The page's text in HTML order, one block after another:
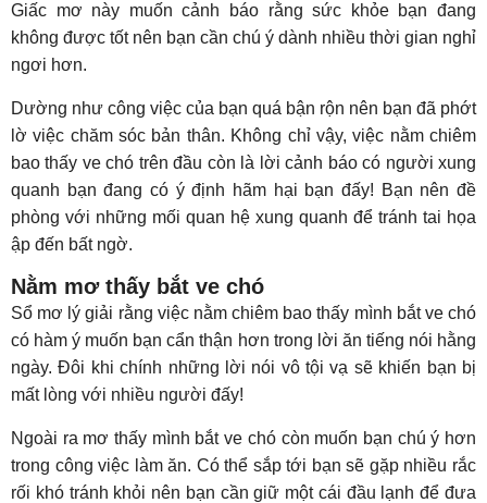
Giấc mơ này muốn cảnh báo rằng sức khỏe bạn đang
không được tốt nên bạn cần chú ý dành nhiều thời gian nghỉ
ngơi hơn.
Dường như công việc của bạn quá bận rộn nên bạn đã phớt
lờ việc chăm sóc bản thân. Không chỉ vậy, việc nằm chiêm
bao thấy ve chó trên đầu còn là lời cảnh báo có người xung
quanh bạn đang có ý định hãm hại bạn đấy! Bạn nên đề
phòng với những mối quan hệ xung quanh để tránh tai họa
ập đến bất ngờ.
Nằm mơ thấy bắt ve chó
Sổ mơ lý giải rằng việc nằm chiêm bao thấy mình bắt ve chó
có hàm ý muốn bạn cẩn thận hơn trong lời ăn tiếng nói hằng
ngày. Đôi khi chính những lời nói vô tội vạ sẽ khiến bạn bị
mất lòng với nhiều người đấy!
Ngoài ra mơ thấy mình bắt ve chó còn muốn bạn chú ý hơn
trong công việc làm ăn. Có thể sắp tới bạn sẽ gặp nhiều rắc
rối khó tránh khỏi nên bạn cần giữ một cái đầu lạnh để đưa